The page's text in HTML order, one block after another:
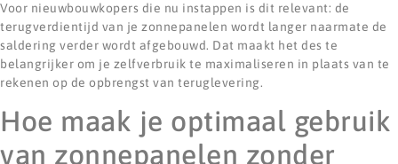
Voor nieuwbouwkopers die nu instappen is dit relevant: de
terugverdientijd van je zonnepanelen wordt langer naarmate de
saldering verder wordt afgebouwd. Dat maakt het des te
belangrijker om je zelfverbruik te maximaliseren in plaats van te
rekenen op de opbrengst van teruglevering.
Hoe maak je optimaal gebruik
van zonnepanelen zonder